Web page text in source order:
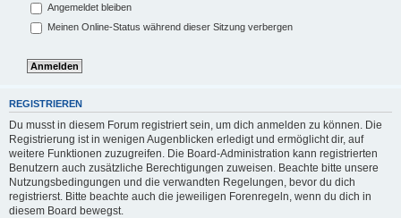
Angemeldet bleiben
Meinen Online-Status während dieser Sitzung verbergen
REGISTRIEREN
Du musst in diesem Forum registriert sein, um dich anmelden zu können. Die
Registrierung ist in wenigen Augenblicken erledigt und ermöglicht dir, auf
weitere Funktionen zuzugreifen. Die Board-Administration kann registrierten
Benutzern auch zusätzliche Berechtigungen zuweisen. Beachte bitte unsere
Nutzungsbedingungen und die verwandten Regelungen, bevor du dich
registrierst. Bitte beachte auch die jeweiligen Forenregeln, wenn du dich in
diesem Board bewegst.